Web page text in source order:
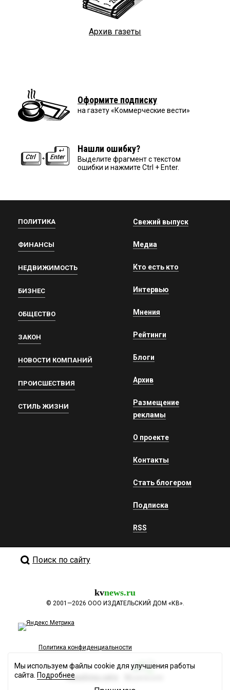
Архив газеты
Оформите подписку
на газету «Коммерческие вести»
Нашли ошибку?
Выделите фрагмент с текстом
ошибки и нажмите Ctrl + Enter.
ПОЛИТИКА
ФИНАНСЫ
НЕДВИЖИМОСТЬ
БИЗНЕС
ОБЩЕСТВО
ЗАКОН
НОВОСТИ КОМПАНИЙ
ПРОИСШЕСТВИЯ
СТИЛЬ ЖИЗНИ
Свежий выпуск
Медиа
Кто есть кто
Интервью
Мнения
Рейтинги
Блоги
Архив
Размещение
рекламы
О проекте
Контакты
Стать блогером
Подписка
RSS
Поиск по сайту
kvnews.ru
© 2001—2026 ООО ИЗДАТЕЛЬСКИЙ ДОМ «КВ».
Политика конфиденциальности
Разработка сайта
Мы используем файлы cookie для улучшения работы
сайта. Подробнее